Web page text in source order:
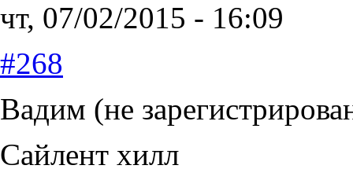
чт, 07/02/2015 - 16:09
#268
Вадим (не
Сайлент хилл